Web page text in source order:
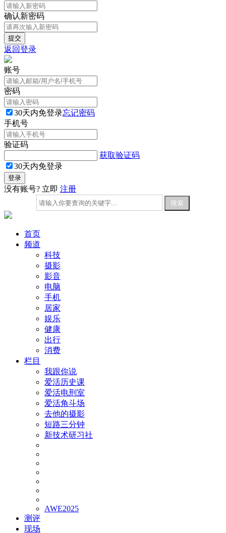
确认新密码
返回登录
账号
密码
30天内免登录忘记密码
手机号
验证码
获取验证码
30天内免登录
没有账号? 立即 注册
首页
频道
科技
摄影
影音
电脑
手机
居家
娱乐
健康
出行
消费
栏目
我跟你说
爱活历史课
爱活电刑室
爱活角斗场
去他的摄影
短路三分钟
新技术研习社
AWE2025
测评
现场